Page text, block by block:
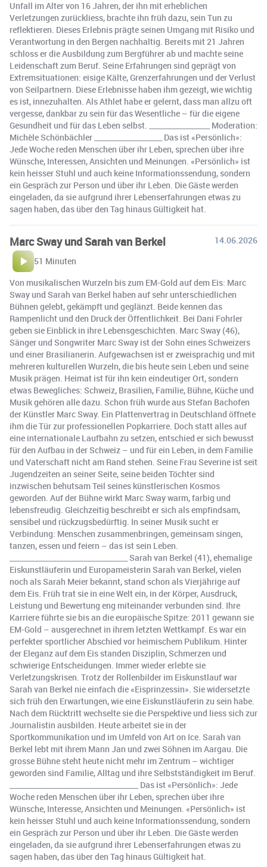
Unfall im Alter von 16 Jahren, der ihn mit erheblichen
Verletzungen zurückliess, brachte ihn früh dazu, sein Tun zu
reflektieren. Dieses Erlebnis prägte seinen Umgang mit Risiko und
Verantwortung in den Bergen nachhaltig. Bereits mit 21 Jahren
schloss er die Ausbildung zum Bergführer ab und machte seine
Leidenschaft zum Beruf. Seine Erfahrungen sind geprägt von
Extremsituationen: eisige Kälte, Grenzerfahrungen und der Verlust
von Seilpartnern. Diese Erlebnisse haben ihm gezeigt, wie wichtig
es ist, innezuhalten. Als Athlet habe er gelernt, dass man allzu oft
vergesse, dankbar zu sein für das Wesentliche – für die eigene
Gesundheit und für das Leben selbst. _________________ Moderation:
Michèle Schönbächler ___________________ Das ist «Persönlich»:
Jede Woche reden Menschen über ihr Leben, sprechen über ihre
Wünsche, Interessen, Ansichten und Meinungen. «Persönlich» ist
kein heisser Stuhl und auch keine Informationssendung, sondern
ein Gespräch zur Person und über ihr Leben. Die Gäste werden
eingeladen, da sie aufgrund ihrer Lebenserfahrungen etwas zu
sagen haben, das über den Tag hinaus Gültigkeit hat.
Marc Sway und Sarah van Berkel
14.06.2026
51 Minuten
Von musikalischen Wurzeln bis zum EM-Gold auf dem Eis: Marc
Sway und Sarah van Berkel haben auf sehr unterschiedlichen
Bühnen gelebt, gekämpft und geglänzt. Beide kennen das
Rampenlicht und den Druck der Öffentlichkeit. Bei Dani Fohrler
geben sie Einblick in ihre Lebensgeschichten. Marc Sway (46),
Sänger und Songwriter Marc Sway ist der Sohn eines Schweizers
und einer Brasilianerin. Aufgewachsen ist er zweisprachig und mit
mehreren kulturellen Wurzeln, die bis heute sein Leben und seine
Musik prägen. Heimat ist für ihn kein eindeutiger Ort, sondern
etwas Bewegliches: Schweiz, Brasilien, Familie, Bühne, Küche und
Musik gehören alle dazu. Schon früh wurde aus Stefan Bachofen
der Künstler Marc Sway. Ein Plattenvertrag in Deutschland öffnete
ihm die Tür zur professionellen Popkarriere. Doch statt alles auf
eine internationale Laufbahn zu setzen, entschied er sich bewusst
für den Aufbau in der Schweiz – und für ein Leben, in dem Familie
und Vaterschaft nicht am Rand stehen. Seine Frau Severine ist seit
Jugendzeiten an seiner Seite, seine beiden Töchter sind
inzwischen behutsam Teil seines künstlerischen Kosmos
geworden. Auf der Bühne wirkt Marc Sway warm, farbig und
lebensfreudig. Gleichzeitig beschreibt er sich als empfindsam,
sensibel und rückzugsbedürftig. In seiner Musik sucht er
Verbindung: Menschen zusammenbringen, gemeinsam singen,
tanzen, essen und feiern – das ist sein Leben.
_________________________________ Sarah van Berkel (41), ehemalige
Eiskunstläuferin und Europameisterin Sarah van Berkel, vielen
noch als Sarah Meier bekannt, stand schon als Vierjährige auf
dem Eis. Früh trat sie in eine Welt ein, in der Körper, Ausdruck,
Leistung und Bewertung eng miteinander verbunden sind. Ihre
Karriere führte sie bis an die europäische Spitze: 2011 gewann sie
EM-Gold – ausgerechnet in ihrem letzten Wettkampf. Es war ein
perfekter sportlicher Abschied vor heimischem Publikum. Hinter
der Eleganz auf dem Eis standen Disziplin, Schmerzen und
schwierige Entscheidungen. Immer wieder erlebte sie
Verletzungskrisen. Trotz der Rollenbilder im Eiskunstlauf war
Sarah van Berkel nie einfach die «Eisprinzessin». Sie widersetzte
sich früh den Erwartungen, wie eine Eiskunstläuferin zu sein habe.
Nach dem Rücktritt wechselte sie die Perspektive und liess sich zur
Journalistin ausbilden. Heute arbeitet sie in der
Sportkommunikation und im Umfeld von Art on Ice. Sarah van
Berkel lebt mit ihrem Mann Jan und zwei Söhnen im Aargau. Die
grosse Bühne steht heute nicht mehr im Zentrum – wichtiger
geworden sind Familie, Alltag und ihre Selbstständigkeit im Beruf.
____________________________________ Das ist «Persönlich»: Jede
Woche reden Menschen über ihr Leben, sprechen über ihre
Wünsche, Interesse, Ansichten und Meinungen. «Persönlich» ist
kein heisser Stuhl und auch keine Informationssendung, sondern
ein Gespräch zur Person und über ihr Leben. Die Gäste werden
eingeladen, da sie aufgrund ihrer Lebenserfahrungen etwas zu
sagen haben, das über den Tag hinaus Gültigkeit hat.